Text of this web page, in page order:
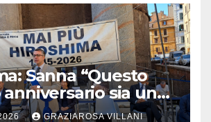
Sanna “Questo
anniversario sia un
tutti”
GRAZIAROSA VILLANI